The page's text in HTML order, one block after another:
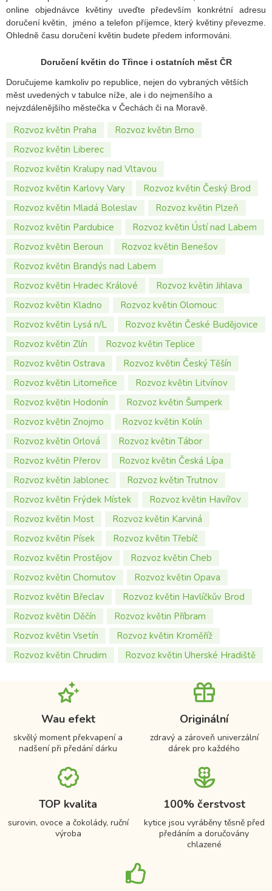
online objednávce květiny uveďte především konkrétní adresu
doručení květin, jméno a telefon příjemce, který květiny převezme.
Ohledně času doručení květin budete předem informováni.
Doručení květin do Třince i ostatních měst ČR
Doručujeme kamkoliv po republice, nejen do vybraných větších
měst uvedených v tabulce níže, ale i do nejmenšího a
nejvzdálenějšího městečka v Čechách či na Moravě.
Rozvoz květin Praha
Rozvoz květin Brno
Rozvoz květin Liberec
Rozvoz květin Kralupy nad Vltavou
Rozvoz květin Karlovy Vary
Rozvoz květin Český Brod
Rozvoz květin Mladá Boleslav
Rozvoz květin Plzeň
Rozvoz květin Pardubice
Rozvoz květin Ústí nad Labem
Rozvoz květin Beroun
Rozvoz květin Benešov
Rozvoz květin Brandýs nad Labem
Rozvoz květin Hradec Králové
Rozvoz květin Jihlava
Rozvoz květin Kladno
Rozvoz květin Olomouc
Rozvoz květin Lysá n/L
Rozvoz květin České Budějovice
Rozvoz květin Zlín
Rozvoz květin Teplice
Rozvoz květin Ostrava
Rozvoz květin Český Těšín
Rozvoz květin Litomeřice
Rozvoz květin Litvínov
Rozvoz květin Hodonín
Rozvoz květin Šumperk
Rozvoz květin Znojmo
Rozvoz květin Kolín
Rozvoz květin Orlová
Rozvoz květin Tábor
Rozvoz květin Přerov
Rozvoz květin Česká Lípa
Rozvoz květin Jablonec
Rozvoz květin Trutnov
Rozvoz květin Frýdek Místek
Rozvoz květin Havířov
Rozvoz květin Most
Rozvoz květin Karviná
Rozvoz květin Písek
Rozvoz květin Třebíč
Rozvoz květin Prostějov
Rozvoz květin Cheb
Rozvoz květin Chomutov
Rozvoz květin Opava
Rozvoz květin Břeclav
Rozvoz květin Havlíčkův Brod
Rozvoz květin Děčín
Rozvoz květin Příbram
Rozvoz květin Vsetín
Rozvoz květin Kroměříž
Rozvoz květin Chrudim
Rozvoz květin Uherské Hradiště
Wau efekt
skvělý moment překvapení a
nadšení při předání dárku
Originální
zdravý a zároveň univerzální
dárek pro každého
TOP kvalita
surovin, ovoce a čokolády, ruční
výroba
100% čerstvost
kytice jsou vyráběny těsně před
předáním a doručovány
chlazené